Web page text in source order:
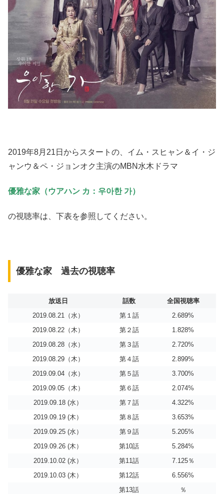
2019年8月21日からスタートの、イム・スヒャン＆イ・ジ
ャンウ＆ペ・ジョンオク主演のMBN水木ドラマ
優雅な家（ウアハン カ：우아한 가）
の視聴率は、下表を参照してください。
優雅な家 過去の視聴率
放送日 話数
全国視聴率
2019.08.21（水）
第１話
2.689%
2019.08.22（木）
第２話
1.828%
2019.08.28（水）
第３話
2.720%
2019.08.29（木）
第４話
2.899%
2019.09.04（水）
第５話
3.700%
2019.09.05（木）
第６話
2.074%
2019.09.18 (水）
第７話
4.322%
2019.09.19 (木）
第８話
3.653%
2019.09.25 (水）
第９話
5.205%
2019.09.26 (木）
第10話
5.284%
2019.10.02 (水）
第11話
7.125％
2019.10.03 (木）
第12話
6.556%
第13話
％